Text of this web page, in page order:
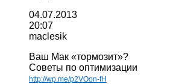
04.07.2013
20:07
maclesik
Ваш Мак «тормозит»?
Советы по оптимизации
http://wp.me/p2VOon-fH